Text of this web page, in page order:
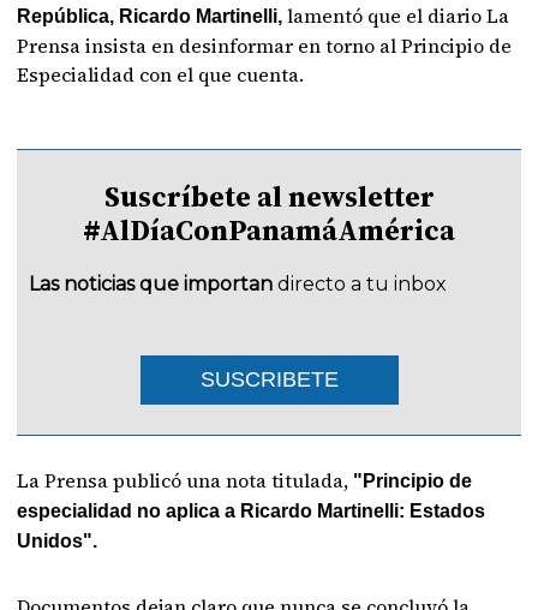
República, Ricardo Martinelli, lamentó que el diario La
Prensa insista en desinformar en torno al Principio de
Especialidad con el que cuenta.
Suscríbete al newsletter
#AlDíaConPanamáAmérica
Las noticias que importan directo a tu inbox
SUSCRIBETE
La Prensa publicó una nota titulada, "Principio de
especialidad no aplica a Ricardo Martinelli: Estados
Unidos".